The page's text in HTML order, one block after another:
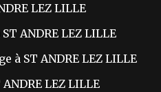
LEZ LILLE
ANDRE LEZ LILLE
à ST ANDRE LEZ LILLE
LEZ LILLE